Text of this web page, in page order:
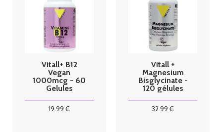
Vitall+ B12
Vegan
1000mcg - 60
Gelules
19.99 €
Vitall +
Magnesium
Bisglycinate -
120 gélules
32.99 €